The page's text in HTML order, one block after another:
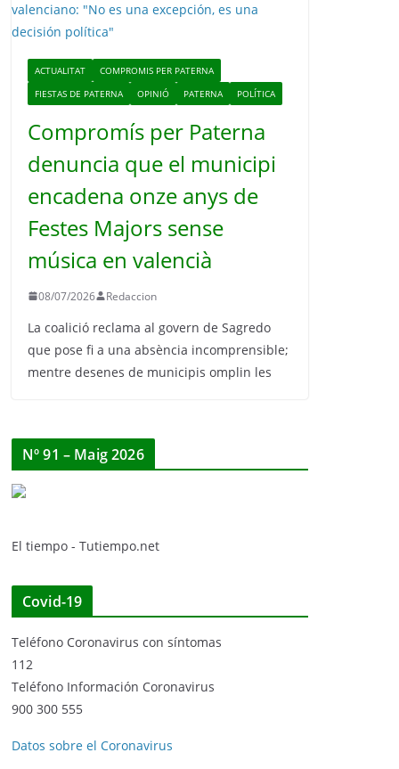
ACTUALITAT
COMPROMIS PER PATERNA
FIESTAS DE PATERNA
OPINIÓ PATERNA POLÍTICA
Compromís per Paterna
denuncia que el municipi
encadena onze anys de
Festes Majors sense
música en valencià
08/07/2026 Redaccion
La coalició reclama al govern de Sagredo
que pose fi a una absència incomprensible;
mentre desenes de municipis omplin les
Nº 91 – Maig 2026
El tiempo - Tutiempo.net
Covid-19
Teléfono Coronavirus con síntomas
112
Teléfono Información Coronavirus
900 300 555
Datos sobre el Coronavirus